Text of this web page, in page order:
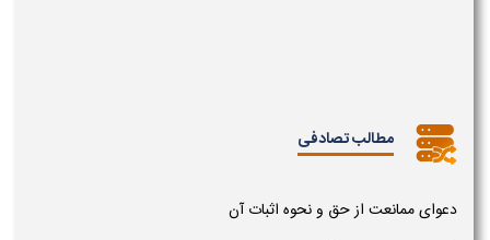
مطالب تصادفی
دعوای ممانعت از حق و نحوه اثبات آن